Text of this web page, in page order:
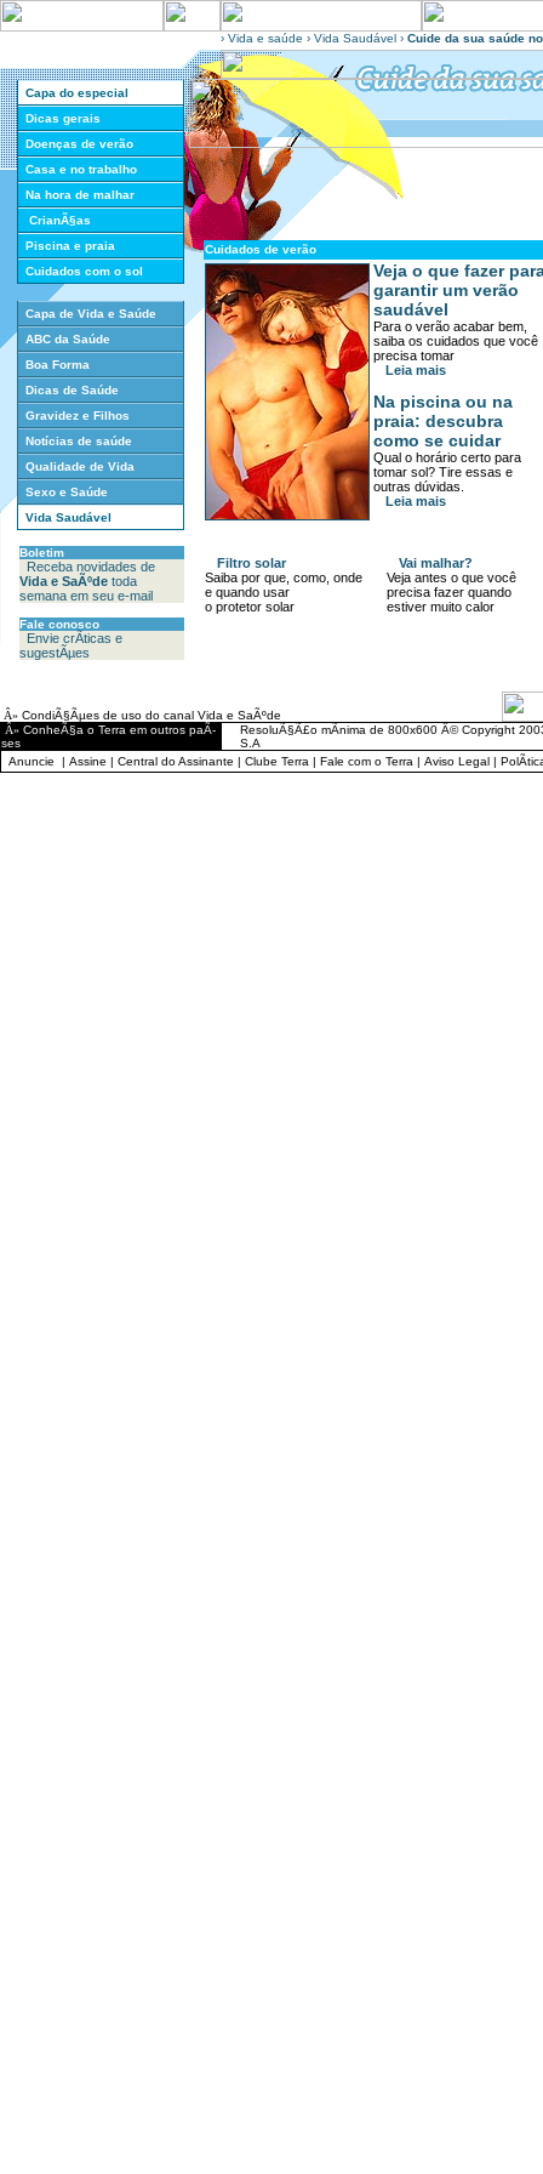
› Vida e saúde › Vida Saudável › Cuide da sua saúde
Capa do especial
Dicas gerais
Doenças de verão
Casa e no trabalho
Na hora de malhar
CrianÃ§as
Piscina e praia
Cuidados com o sol
Capa de Vida e Saúde
ABC da Saúde
Boa Forma
Dicas de Saúde
Gravidez e Filhos
Notícias de saúde
Qualidade de Vida
Sexo e Saúde
Vida Saudável
Boletim
Receba novidades de
Vida e SaÃºde toda
semana em seu e-mail
Fale conosco
Envie crÃ­ticas e
sugestÃµes
Cuidados de verão
Veja o que fazer
garantir um verão
saudável
Para o verão acabar bem,
saiba os cuidados que você
precisa tomar
Leia mais
Na piscina ou na
praia: descubra
como se cuidar
Qual o horário certo para
tomar sol? Tire essas e
outras dúvidas.
Leia mais
Filtro solar
Saiba por que, como, onde
e quando usar
o protetor solar
Vai malhar?
Veja antes o que você
precisa fazer quando
estiver muito calor
Â» CondiÃ§Ãµes de uso do canal Vida e SaÃºde
Â» ConheÃ§a o Terra em outros paÃ­
ses
ResoluÃ§Ã£o mÃ­nima de 800x600 Â© Copyright
S.A
Anuncie | Assine | Central do Assinante | Clube Terra | Fale com o Terra | Aviso Legal |